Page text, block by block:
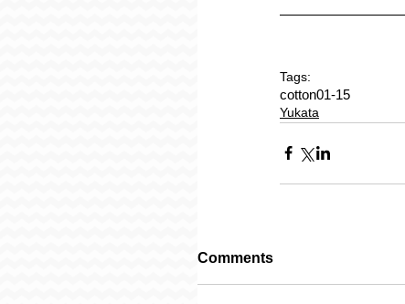
Tags:
cotton01-15
Yukata
Comments